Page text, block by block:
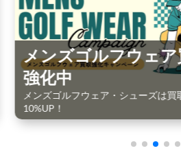
ルフウェア買取
ェア・シューズは買取金額